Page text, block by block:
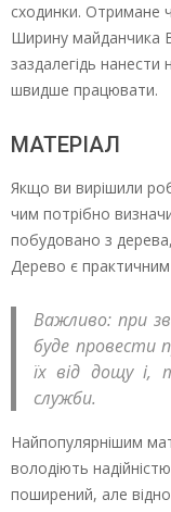
сходинки. Отримане
Ширину майданчика
заздалегідь нанести
швидше працювати.
МАТЕРІАЛ
Якщо ви вирішили
чим потрібно
побудовано з
Дерево є практичним
Важливо: при
буде провести
їх від дощу і,
служби.
Найпопулярнішим
володіють
поширений, але